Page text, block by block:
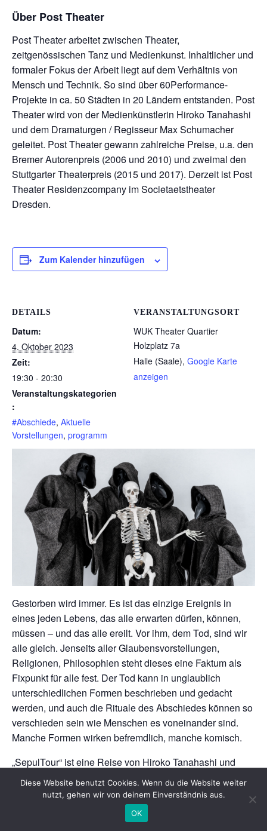
Über Post Theater
Post Theater arbeitet zwischen Theater,
zeitgenössischen Tanz und Medienkunst. Inhaltlicher und
formaler Fokus der Arbeit liegt auf dem Verhältnis von
Mensch und Technik. So sind über 60Performance-
Projekte in ca. 50 Städten in 20 Ländern entstanden. Post
Theater wird von der Medienkünstlerin Hiroko Tanahashi
und dem Dramaturgen / Regisseur Max Schumacher
geleitet. Post Theater gewann zahlreiche Preise, u.a. den
Bremer Autorenpreis (2006 und 2010) und zweimal den
Stuttgarter Theaterpreis (2015 und 2017). Derzeit ist Post
Theater Residenzcompany im Societaetstheater
Dresden.
Zum Kalender hinzufügen
DETAILS
Datum:
4. Oktober 2023
Zeit:
19:30 - 20:30
Veranstaltungskategorien
:
#Abschiede, Aktuelle
Vorstellungen, programm
VERANSTALTUNGSORT
WUK Theater Quartier
Holzplatz 7a
Halle (Saale), Google Karte
anzeigen
Gestorben wird immer. Es ist das einzige Ereignis in
eines jeden Lebens, das alle erwarten dürfen, können,
müssen – und das alle ereilt. Vor ihm, dem Tod, sind wir
alle gleich. Jenseits aller Glaubensvorstellungen,
Religionen, Philosophien steht dieses eine Faktum als
Fixpunkt für alle fest. Der Tod kann in unglaublich
unterschiedlichen Formen beschrieben und gedacht
werden, und auch die Rituale des Abschiedes können so
verschieden sein wie Menschen es voneinander sind.
Manche Formen wirken befremdlich, manche komisch.
„SepulTour“ ist eine Reise von Hiroko Tanahashi und
Max Schumacher von den eigenen Traditionen hin zu
den verschiedensten Kulturen weltweit. Kann
Bestattungskultur als etwas Tröstliches präsentiert
werden, als etwas, das nicht Angst, sondern Vertrauen –
Diese Website benutzt Cookies. Wenn du die Website weiter
nutzt, gehen wir von deinem Einverständnis aus.
OK